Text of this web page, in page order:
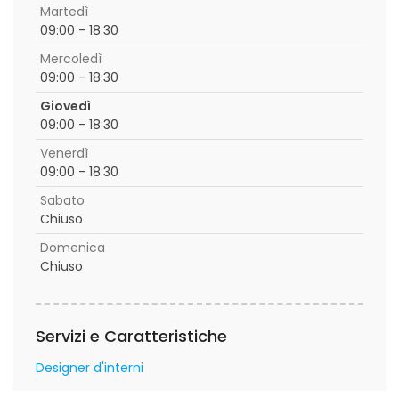
Martedì
09:00 - 18:30
Mercoledì
09:00 - 18:30
Giovedì
09:00 - 18:30
Venerdì
09:00 - 18:30
Sabato
Chiuso
Domenica
Chiuso
Servizi e Caratteristiche
Designer d'interni